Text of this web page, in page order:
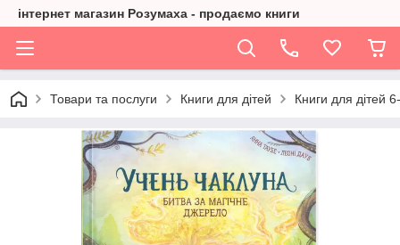
інтернет магазин Розумаха - продаємо книги
Товари та послуги Книги для дітей Книги для дітей